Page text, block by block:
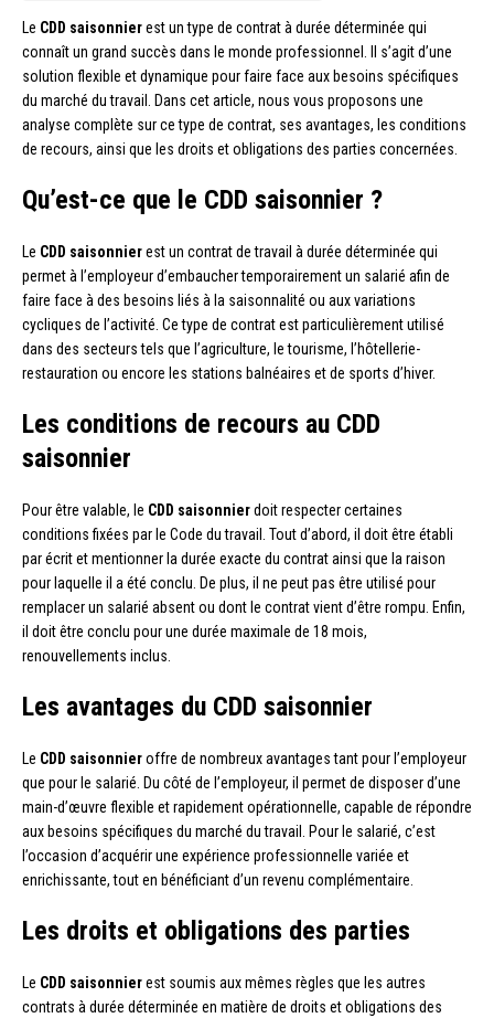
Le CDD saisonnierest un type de contrat à durée déterminée qui
connaît un grand succès dans le monde professionnel. Il s’agit d’une
solution flexible et dynamique pour faire face aux besoins spécifiques
du marché du travail. Dans cet article, nous vous proposons une
analyse complète sur ce type de contrat, ses avantages, les conditions
de recours, ainsi que les droits et obligations des parties concernées.
Qu’est-ce que le CDD saisonnier ?
Le CDD saisonnierest un contrat de travail à durée déterminée qui
permet à l’employeur d’embaucher temporairement un salarié afin de
faire face à des besoins liés à la saisonnalité ou aux variations
cycliques de l’activité. Ce type de contrat est particulièrement utilisé
dans des secteurs tels que l’agriculture, le tourisme, l’hôtellerie-
restauration ou encore les stations balnéaires et de sports d’hiver.
Les conditions de recours au CDD
saisonnier
Pour être valable, le CDD saisonnierdoit respecter certaines
conditions fixées par le Code du travail. Tout d’abord, il doit être établi
par écrit et mentionner la durée exacte du contrat ainsi que la raison
pour laquelle il a été conclu. De plus, il ne peut pas être utilisé pour
remplacer un salarié absent ou dont le contrat vient d’être rompu. Enfin,
il doit être conclu pour une durée maximale de 18 mois,
renouvellements inclus.
Les avantages du CDD saisonnier
Le CDD saisonnieroffre de nombreux avantages tant pour l’employeur
que pour le salarié. Du côté de l’employeur, il permet de disposer d’une
main-d’œuvre flexible et rapidement opérationnelle, capable de répondre
aux besoins spécifiques du marché du travail. Pour le salarié, c’est
l’occasion d’acquérir une expérience professionnelle variée et
enrichissante, tout en bénéficiant d’un revenu complémentaire.
Les droits et obligations des parties
Le CDD saisonnierest soumis aux mêmes règles que les autres
contrats à durée déterminée en matière de droits et obligations des